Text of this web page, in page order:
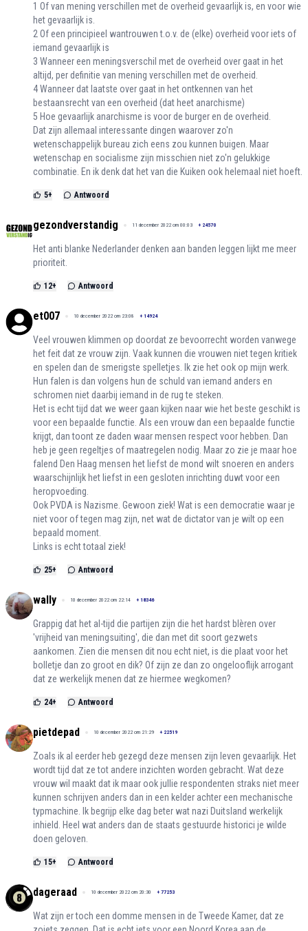
1 Of van mening verschillen met de overheid gevaarlijk is, en voor wie
het gevaarlijk is.
2 Of een principieel wantrouwen t.o.v. de (elke) overheid voor iets of
iemand gevaarlijk is
3 Wanneer een meningsverschil met de overheid over gaat in het
altijd, per definitie van mening verschillen met de overheid.
4 Wanneer dat laatste over gaat in het ontkennen van het
bestaansrecht van een overheid (dat heet anarchisme)
5 Hoe gevaarlijk anarchisme is voor de burger en de overheid.
Dat zijn allemaal interessante dingen waarover zo'n
wetenschappelijk bureau zich eens zou kunnen buigen. Maar
wetenschap en socialisme zijn misschien niet zo'n gelukkige
combinatie. En ik denk dat het van die Kuiken ook helemaal niet hoeft.
5+ Antwoord
gezondverstandig 11 december 2022 om 00:03 + 24570
Het anti blanke Nederlander denken aan banden leggen lijkt me meer
prioriteit.
12+ Antwoord
et007 10 december 2022 om 23:08 + 14924
Veel vrouwen klimmen op doordat ze bevoorrecht worden vanwege
het feit dat ze vrouw zijn. Vaak kunnen die vrouwen niet tegen kritiek
en spelen dan de smerigste spelletjes. Ik zie het ook op mijn werk.
Hun falen is dan volgens hun de schuld van iemand anders en
schromen niet daarbij iemand in de rug te steken.
Het is echt tijd dat we weer gaan kijken naar wie het beste geschikt is
voor een bepaalde functie. Als een vrouw dan een bepaalde functie
krijgt, dan toont ze daden waar mensen respect voor hebben. Dan
heb je geen regeltjes of maatregelen nodig. Maar zo zie je maar hoe
falend Den Haag mensen het liefst de mond wilt snoeren en anders
waarschijnlijk het liefst in een gesloten inrichting duwt voor een
heropvoeding.
Ook PVDA is Nazisme. Gewoon ziek! Wat is een democratie waar je
niet voor of tegen mag zijn, net wat de dictator van je wilt op een
bepaald moment.
Links is echt totaal ziek!
25+ Antwoord
wally 10 december 2022 om 22:14 + 18346
Grappig dat het al-tijd die partijen zijn die het hardst blèren over
'vrijheid van meningsuiting', die dan met dit soort gezwets
aankomen. Zien die mensen dit nou echt niet, is die plaat voor het
bolletje dan zo groot en dik? Of zijn ze dan zo ongelooflijk arrogant
dat ze werkelijk menen dat ze hiermee wegkomen?
24+ Antwoord
pietdepad 10 december 2022 om 21:29 + 22519
Zoals ik al eerder heb gezegd deze mensen zijn leven gevaarlijk. Het
wordt tijd dat ze tot andere inzichten worden gebracht. Wat deze
vrouw wil maakt dat ik maar ook jullie respondenten straks niet meer
kunnen schrijven anders dan in een kelder achter een mechanische
typmachine. Ik begrijp elke dag beter wat nazi Duitsland werkelijk
inhield. Heel wat anders dan de staats gestuurde historici je wilde
doen geloven.
15+ Antwoord
dageraad 10 december 2022 om 20:30 + 77253
Wat zijn er toch een domme mensen in de Tweede Kamer, dat ze